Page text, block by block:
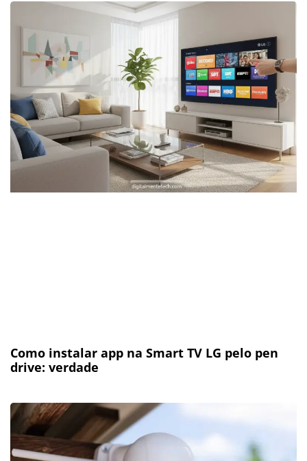
Como instalar app na Smart TV LG pelo pen
drive: verdade